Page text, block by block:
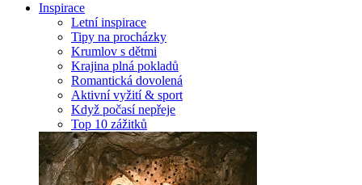
Inspirace
Letní inspirace
Tipy na procházky
Krumlov s dětmi
Krajina plná pokladů
Romantická dovolená
Aktivní vyžití & sport
Když počasí nepřeje
Top 10 zážitků